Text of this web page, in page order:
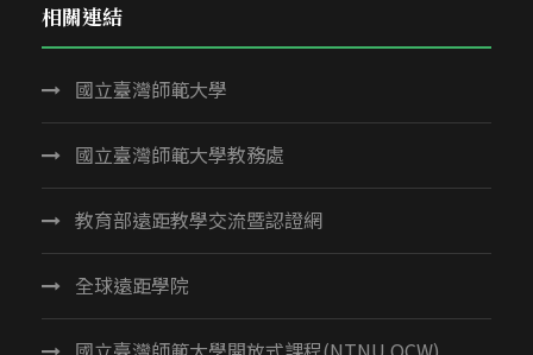
相關連結
國立臺灣師範大學
國立臺灣師範大學教務處
教育部遠距教學交流暨認證網
全球遠距學院